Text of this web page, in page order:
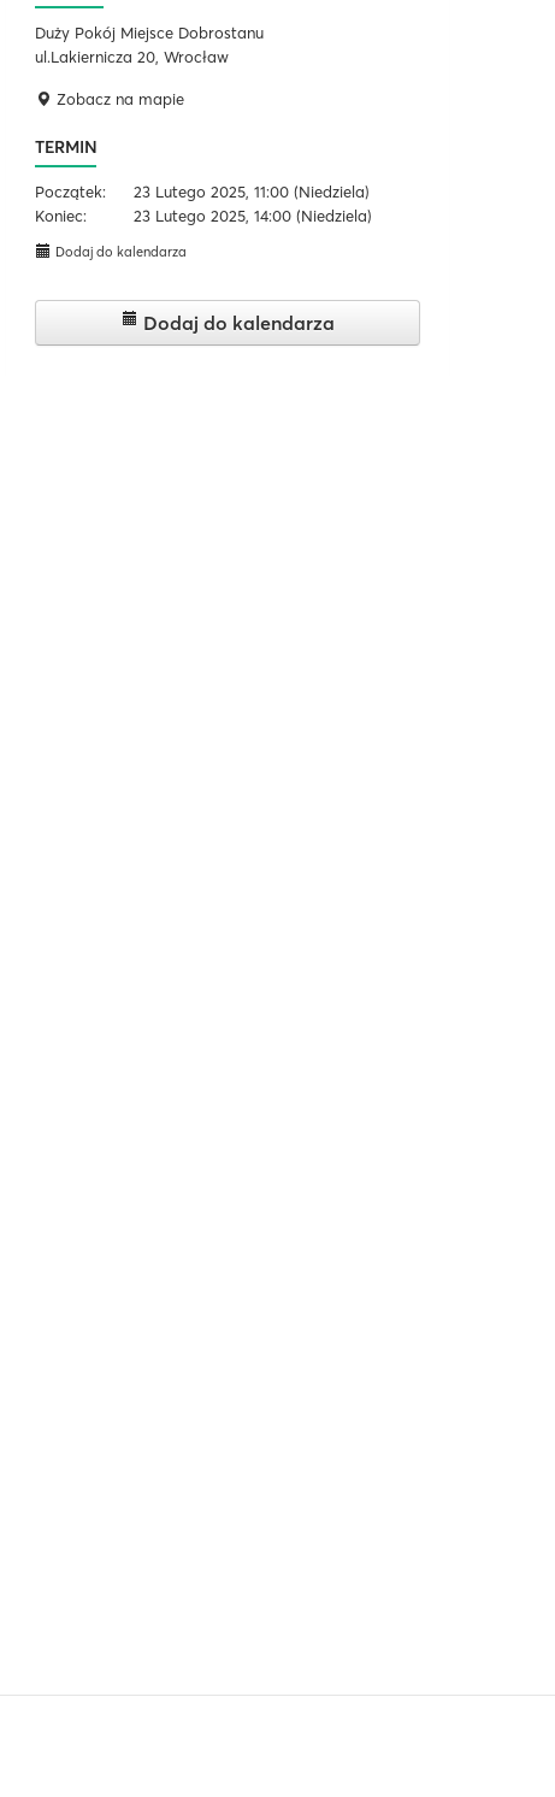
Duży Pokój Miejsce Dobrostanu
ul.Lakiernicza 20, Wrocław
Zobacz na mapie
TERMIN
Początek: 23 Lutego 2025, 11:00 (Niedziela)
Koniec:
23 Lutego 2025, 14:00 (Niedziela)
Dodaj do kalendarza
Dodaj do kalendarza